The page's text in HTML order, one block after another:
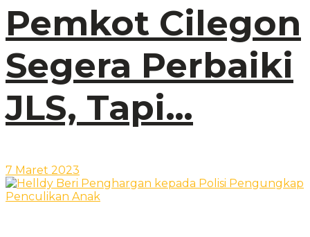
Pemkot Cilegon
Segera Perbaiki
JLS, Tapi…
7 Maret 2023